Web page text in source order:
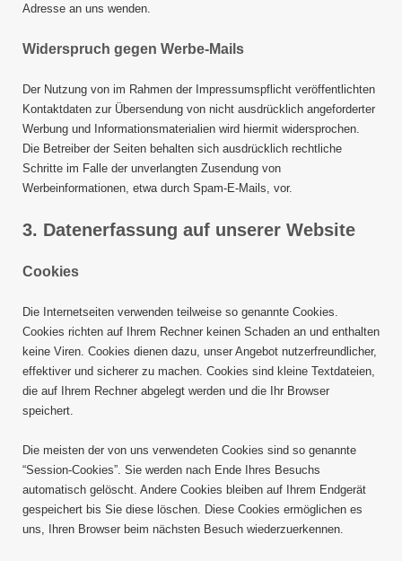
Adresse an uns wenden.
Widerspruch gegen Werbe-Mails
Der Nutzung von im Rahmen der Impressumspflicht veröffentlichten
Kontaktdaten zur Übersendung von nicht ausdrücklich angeforderter
Werbung und Informationsmaterialien wird hiermit widersprochen.
Die Betreiber der Seiten behalten sich ausdrücklich rechtliche
Schritte im Falle der unverlangten Zusendung von
Werbeinformationen, etwa durch Spam-E-Mails, vor.
3. Datenerfassung auf unserer Website
Cookies
Die Internetseiten verwenden teilweise so genannte Cookies.
Cookies richten auf Ihrem Rechner keinen Schaden an und enthalten
keine Viren. Cookies dienen dazu, unser Angebot nutzerfreundlicher,
effektiver und sicherer zu machen. Cookies sind kleine Textdateien,
die auf Ihrem Rechner abgelegt werden und die Ihr Browser
speichert.
Die meisten der von uns verwendeten Cookies sind so genannte
“Session-Cookies”. Sie werden nach Ende Ihres Besuchs
automatisch gelöscht. Andere Cookies bleiben auf Ihrem Endgerät
gespeichert bis Sie diese löschen. Diese Cookies ermöglichen es
uns, Ihren Browser beim nächsten Besuch wiederzuerkennen.